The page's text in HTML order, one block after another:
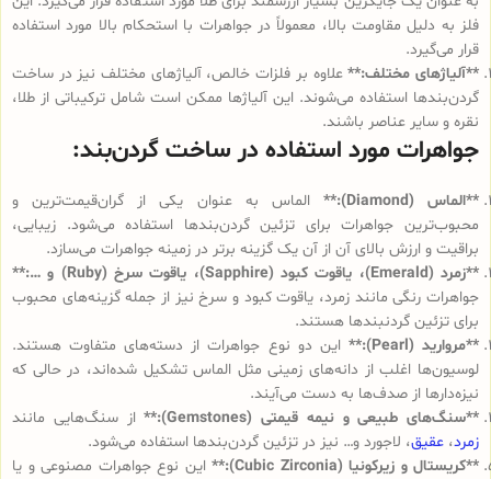
فلز به دلیل مقاومت بالا، معمولاً در جواهرات با استحکام بالا مورد استفاده
قرار می‌گیرد.
**آلیاژهای مختلف:**علاوه بر فلزات خالص، آلیاژهای مختلف نیز در ساخت
گردن‌بندها استفاده می‌شوند. این آلیاژها ممکن است شامل ترکیباتی از طلا،
نقره و سایر عناصر باشند.
جواهرات مورد استفاده در ساخت گردن‌بند:
**الماس (Diamond):**
الماس به عنوان یکی از گران‌قیمت‌ترین و
محبوب‌ترین جواهرات برای تزئین گردن‌بندها استفاده می‌شود. زیبایی،
براقیت و ارزش بالای آن از آن یک گزینه برتر در زمینه جواهرات می‌سازد.
**زمرد (Emerald)، یاقوت کبود (Sapphire)، یاقوت سرخ (Ruby) و …:**
جواهرات رنگی مانند زمرد، یاقوت کبود و سرخ نیز از جمله گزینه‌های محبوب
برای تزئین گردنبندها هستند.
**مروارید (Pearl):**
این دو نوع جواهرات از دسته‌های متفاوت هستند.
لوسیون‌ها اغلب از دانه‌های زمینی مثل الماس تشکیل شده‌اند، در حالی که
نیزه‌دارها از صدف‌ها به دست می‌آیند.
**سنگ‌های طبیعی و نیمه قیمتی (Gemstones):**
از سنگ‌هایی مانند
زمرد، عقیق، لاجورد و… نیز در تزئین گردن‌بندها استفاده می‌شود.
**کریستال و زیرکونیا (Cubic Zirconia):**
این نوع جواهرات مصنوعی و یا